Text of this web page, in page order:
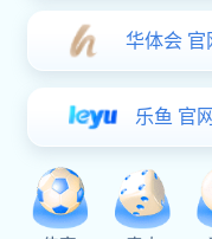
JM19
不锈钢